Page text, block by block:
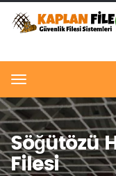
Menu
Söğütözü
Filesi